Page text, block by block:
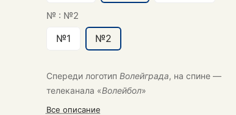
№ : №2
№1 №2
Спереди логотип Волейграда, на спине —
телеканала «Волейбол»
Все описание